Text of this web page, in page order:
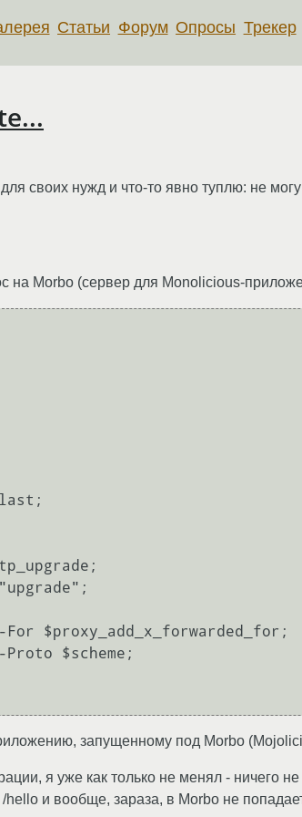
Статьи Форум Опросы Трекер
своих нужд и что-то явно туплю: не
на Morbo (сервер для Monolicious-
запущенному под Morbo
я уже как только не менял - ничего
и вообще, зараза, в Morbo не